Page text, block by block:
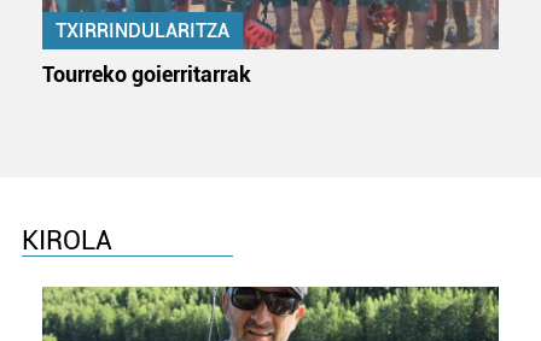
TXIRRINDULARITZA
Tourreko goierritarrak
KIROLA